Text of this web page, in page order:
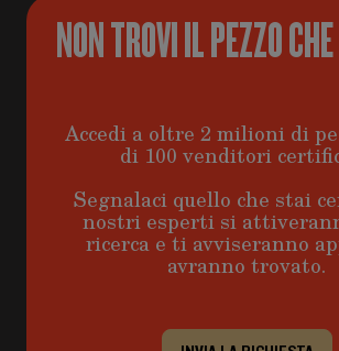
NON TROVI IL PEZZO
Accedi a oltre 2 milioni di
di 100 venditori
Segnalaci quello che stai
nostri esperti si
ricerca e ti avviseranno
avranno trovato.